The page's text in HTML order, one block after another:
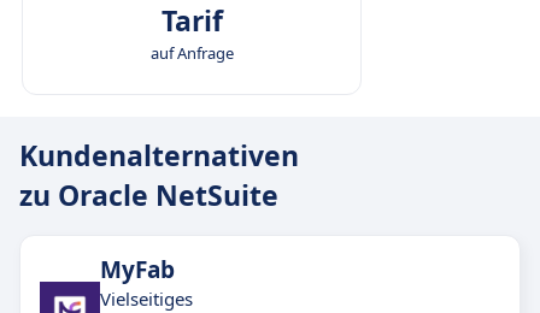
Tarif
auf Anfrage
Kundenalternativen
zu Oracle NetSuite
MyFab
Vielseitiges